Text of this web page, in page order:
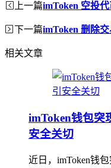
上一篇imToken 空投
下一篇imToken 删除
相关文章
imToken钱包突
安全关切
近日，imToken钱